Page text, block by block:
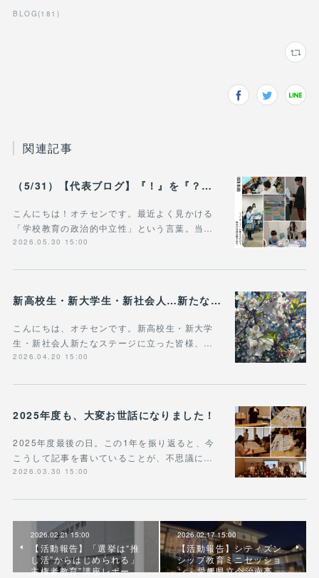
BLOG (181 )
関連記事
（5/31）【代表ブログ】『！』を『？』に変えるだけで、 政治の対話は動き出す。 - 政治的中立は「状態」じゃなく「ふるまい」だ。
こんにちは！オチセンです。最近よく見かける
「学校教育の政治的中立性」という言葉。当…
2026.05.30 15:00
新高校生・新大学生・新社会人…新たなステージに立った皆様へ
こんにちは、オチセンです。新高校生・新大学
生・新社会人新たなステージに立った皆様、…
2026.04.20 15:00
2025年度も、大変お世話になりました！
2025年度最後の日。この1年を振り返ると、今
こうして記事を書いていることが、不思議に…
2026.03.30 15:00
2026.02.21 15:00
【活動報告】「選挙は“推
し活”からはじめられる」
主権者教育”講座レポー…
2026.02.17 15:00
【活動報告】シティズン
シップ教育ミニセッショ
ン - 愛媛県立今治南高…